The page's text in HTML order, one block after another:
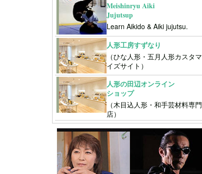
Meishinryu Aiki
Jujutsup
Learn Aikido & Aiki jujutsu.
人形工房すずなり
（ひな人形・五月人形カスタマ
イズサイト）
人形の田辺オンライン
ショップ
（木目込人形・和手芸材料専門
店）